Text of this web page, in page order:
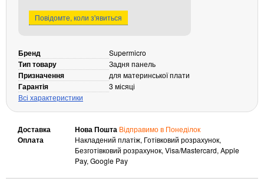
Кабелі та роз'єми
Хаби і кардридери
Фильтри та стабілізатори
Павербанки
Кабелі, роз'єми, перехідники
Зовнішні блоки живлення
Периферійні пристрої
Повідомте, коли з'явиться
Бренд Supermicro
Тип товару Задня панель
Призначення для материнської плати
Гарантія
3 місяці
Всі характеристики
Доставка Нова Пошта Відправимо в Понеділок
Оплата
Накладений платіж, Готівковий розрахунок,
Безготівковий розрахунок, Visa/Mastercard, Apple
Pay, Google Pay